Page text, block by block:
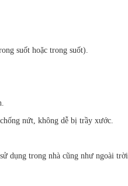
suốt hoặc trong suốt).
nứt, không dễ bị trầy xước.
dụng trong nhà cũng như ngoài trời